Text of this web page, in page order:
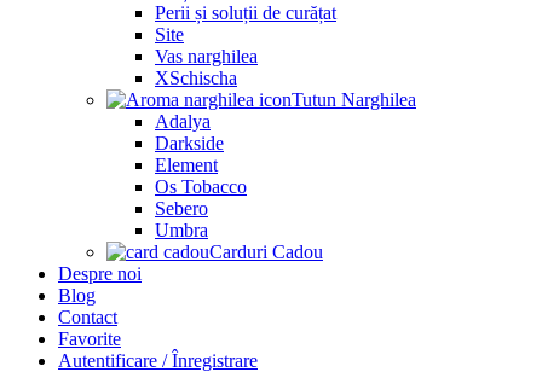
Perii și soluții de curățat
Site
Vas narghilea
XSchischa
Tutun Narghilea
Adalya
Darkside
Element
Os Tobacco
Sebero
Umbra
Carduri Cadou
Despre noi
Blog
Contact
Favorite
Autentificare / Înregistrare